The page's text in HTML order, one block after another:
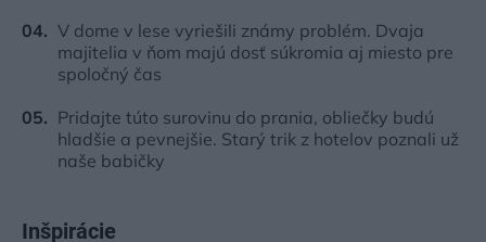
V dome v lese vyriešili známy problém. Dvaja
majitelia v ňom majú dosť súkromia aj miesto pre
spoločný čas
Pridajte túto surovinu do prania, obliečky budú
hladšie a pevnejšie. Starý trik z hotelov poznali už
naše babičky
Inšpirácie